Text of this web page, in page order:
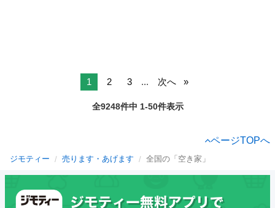
1 2 3 ... 次へ
全9248件中 1-50件表示
ページTOPへ
ジモティー 売ります・あげます 全国の「空き家」